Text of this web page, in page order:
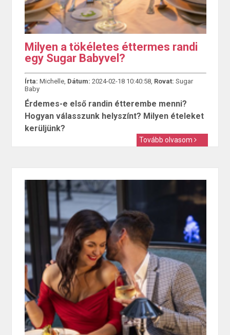
Milyen a tökéletes éttermes randi
egy Sugar Babyvel?
Írta: Michelle, Dátum: 2024-02-18 10:40:58, Rovat: Sugar
Baby
Érdemes-e első randin étterembe menni?
Hogyan válasszunk helyszínt? Milyen ételeket
kerüljünk?
Tovább olvasom